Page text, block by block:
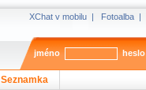
XChat v mobilu | Fotoalba |
jméno heslo
Seznamka